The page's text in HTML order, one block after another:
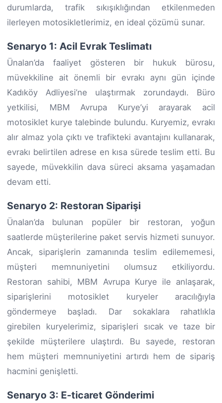
durumlarda, trafik sıkışıklığından etkilenmeden
ilerleyen motosikletlerimiz, en ideal çözümü sunar.
Senaryo 1: Acil Evrak Teslimatı
Ünalan’da faaliyet gösteren bir hukuk bürosu,
müvekkiline ait önemli bir evrakı aynı gün içinde
Kadıköy Adliyesi’ne ulaştırmak zorundaydı. Büro
yetkilisi, MBM Avrupa Kurye’yi arayarak acil
motosiklet kurye talebinde bulundu. Kuryemiz, evrakı
alır almaz yola çıktı ve trafikteki avantajını kullanarak,
evrakı belirtilen adrese en kısa sürede teslim etti. Bu
sayede, müvekkilin dava süreci aksama yaşamadan
devam etti.
Senaryo 2: Restoran Siparişi
Ünalan’da bulunan popüler bir restoran, yoğun
saatlerde müşterilerine paket servis hizmeti sunuyor.
Ancak, siparişlerin zamanında teslim edilememesi,
müşteri memnuniyetini olumsuz etkiliyordu.
Restoran sahibi, MBM Avrupa Kurye ile anlaşarak,
siparişlerini motosiklet kuryeler aracılığıyla
göndermeye başladı. Dar sokaklara rahatlıkla
girebilen kuryelerimiz, siparişleri sıcak ve taze bir
şekilde müşterilere ulaştırdı. Bu sayede, restoran
hem müşteri memnuniyetini artırdı hem de sipariş
hacmini genişletti.
Senaryo 3: E-ticaret Gönderimi